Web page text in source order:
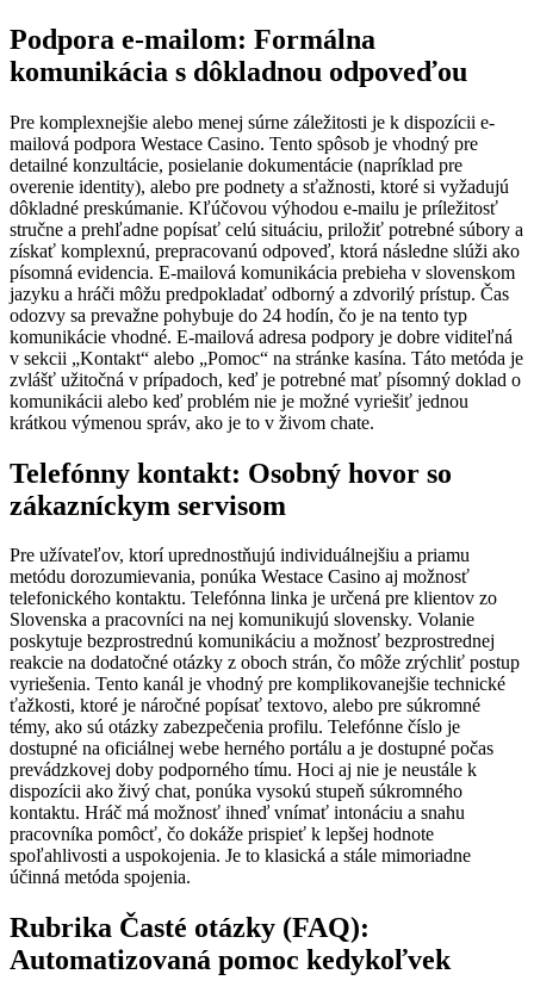
Podpora e-mailom: Formálna
komunikácia s dôkladnou odpoveďou
Pre komplexnejšie alebo menej súrne záležitosti je k dispozícii e-
mailová podpora Westace Casino. Tento spôsob je vhodný pre
detailné konzultácie, posielanie dokumentácie (napríklad pre
overenie identity), alebo pre podnety a sťažnosti, ktoré si vyžadujú
dôkladné preskúmanie. Kľúčovou výhodou e-mailu je príležitosť
stručne a prehľadne popísať celú situáciu, priložiť potrebné súbory a
získať komplexnú, prepracovanú odpoveď, ktorá následne slúži ako
písomná evidencia. E-mailová komunikácia prebieha v slovenskom
jazyku a hráči môžu predpokladať odborný a zdvorilý prístup. Čas
odozvy sa prevažne pohybuje do 24 hodín, čo je na tento typ
komunikácie vhodné. E-mailová adresa podpory je dobre viditeľná
v sekcii „Kontakt“ alebo „Pomoc“ na stránke kasína. Táto metóda je
zvlášť užitočná v prípadoch, keď je potrebné mať písomný doklad o
komunikácii alebo keď problém nie je možné vyriešiť jednou
krátkou výmenou správ, ako je to v živom chate.
Telefónny kontakt: Osobný hovor so
zákazníckym servisom
Pre užívateľov, ktorí uprednostňujú individuálnejšiu a priamu
metódu dorozumievania, ponúka Westace Casino aj možnosť
telefonického kontaktu. Telefónna linka je určená pre klientov zo
Slovenska a pracovníci na nej komunikujú slovensky. Volanie
poskytuje bezprostrednú komunikáciu a možnosť bezprostrednej
reakcie na dodatočné otázky z oboch strán, čo môže zrýchliť postup
vyriešenia. Tento kanál je vhodný pre komplikovanejšie technické
ťažkosti, ktoré je náročné popísať textovo, alebo pre súkromné
témy, ako sú otázky zabezpečenia profilu. Telefónne číslo je
dostupné na oficiálnej webe herného portálu a je dostupné počas
prevádzkovej doby podporného tímu. Hoci aj nie je neustále k
dispozícii ako živý chat, ponúka vysokú stupeň súkromného
kontaktu. Hráč má možnosť ihneď vnímať intonáciu a snahu
pracovníka pomôcť, čo dokáže prispieť k lepšej hodnote
spoľahlivosti a uspokojenia. Je to klasická a stále mimoriadne
účinná metóda spojenia.
Rubrika Časté otázky (FAQ):
Automatizovaná pomoc kedykoľvek